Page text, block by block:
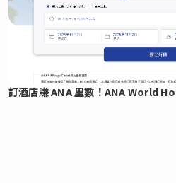
訂酒店賺 ANA 里數！ANA World